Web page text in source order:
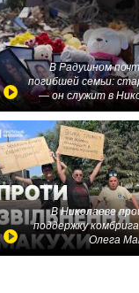
В Радушном
погибшей семьи:
— он служит в
В Николаеве
поддержку
Олега